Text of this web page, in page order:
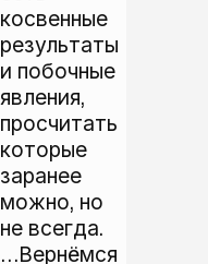
косвенные
результаты
и побочные
явления,
просчитать
которые
заранее
можно, но
не всегда.
…Вернёмся